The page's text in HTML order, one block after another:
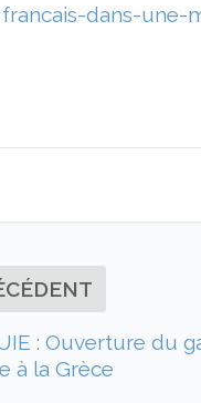
francais-dans-une-
: Ouverture du
à la Grèce